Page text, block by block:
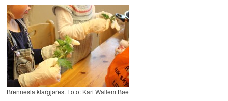
Brennesla klargjøres. Foto: Kari Wallem Bøe